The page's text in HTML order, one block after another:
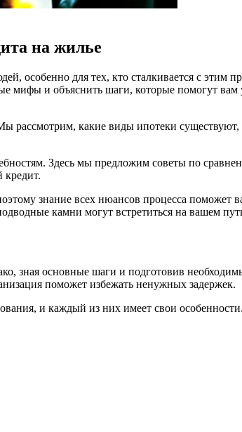
на жилье
особенно для тех, кто сталкивается с этим
мифы и объяснить шаги, которые помогут вам
какие виды ипотеки
Здесь мы предложим советы по
кредит.
знание всех нюансов процесса поможет
камни могут встретиться на вашем
зная основные шаги и подготовив
поможет избежать ненужных задержек.
и каждый из них имеет свои